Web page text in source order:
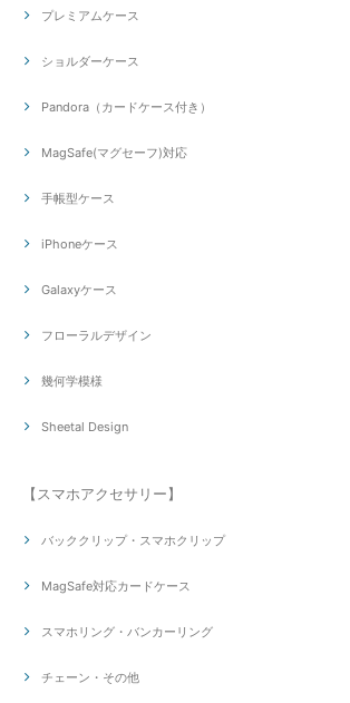
プレミアムケース
ショルダーケース
Pandora（カードケース付き）
MagSafe(マグセーフ)対応
手帳型ケース
iPhoneケース
Galaxyケース
フローラルデザイン
幾何学模様
Sheetal Design
【スマホアクセサリー】
バッククリップ・スマホクリップ
MagSafe対応カードケース
スマホリング・バンカーリング
チェーン・その他